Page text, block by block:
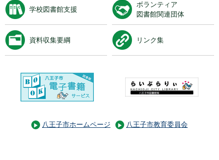
学校図書館支援
ボランティア
図書館関連団体
資料収集要綱 リンク集
八王子市ホームページ 八王子市教育委員会